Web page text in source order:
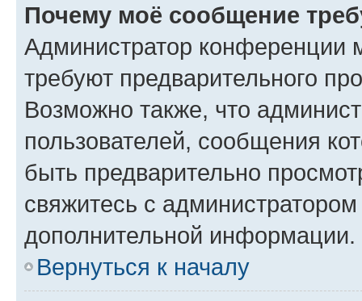
Почему моё сообщение
Администратор конференции
требуют предварительного
Возможно также, что
пользователей, сообщения
быть предварительно
свяжитесь с
дополнительной информации.
Вернуться к началу